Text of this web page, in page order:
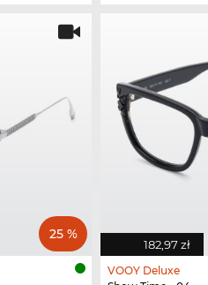
25 %
182,97 zł
VOOY Deluxe